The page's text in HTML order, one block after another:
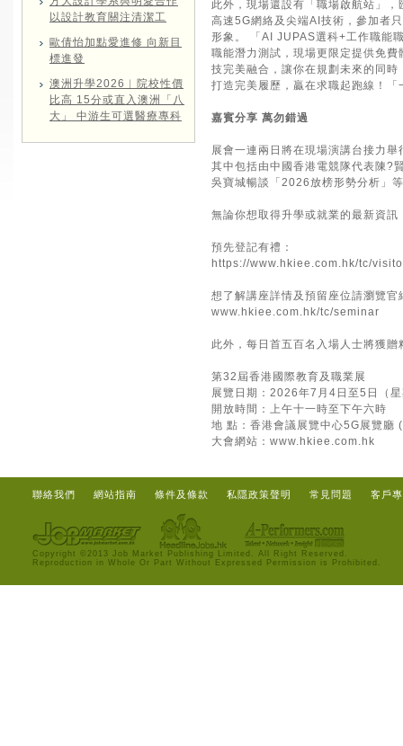
以設計教育關注清潔工
歐倩怡加點愛進修 向新目
標進發
澳洲升學2026︱院校性價
比高 15分或直入澳洲「八
大」 中游生可選醫療專科
此外，現場還設有「職場啟航站」
高速5G網絡及尖端AI技術，參加者
形象。 「AI JUPAS選科+工作職能
職能潛力測試，現場更限定提供免
技完美融合，讓你在規劃未來的同
打造完美履歷，贏在求職起跑線！
嘉賓分享 萬勿錯過
展會一連兩日將在現場演講台接力
其中包括由中國香港電競隊代表陳?
吳寶城暢談「2026放榜形勢分析」
無論你想取得升學或就業的最新資
預先登記有禮：
https://www.hkiee.com.hk/tc/
想了解講座詳情及預留座位請瀏覽官
www.hkiee.com.hk/tc/seminar
此外，每日首五百名入場人士將獲
第32屆香港國際教育及職業展
展覽日期：2026年7月4日至5日（
開放時間：上午十一時至下午六時
地 點：香港會議展覽中心5G展覽廳
大會網站： www.hkiee.com.hk
聯絡我們 網站指南 條件及條款 私隱政策聲明 常見問題 客戶
Copyright ©2013 Job Market Publishing Limited. All Right Reserved.
Reproduction in Whole Or Part Without Expressed Permission is Prohibited.